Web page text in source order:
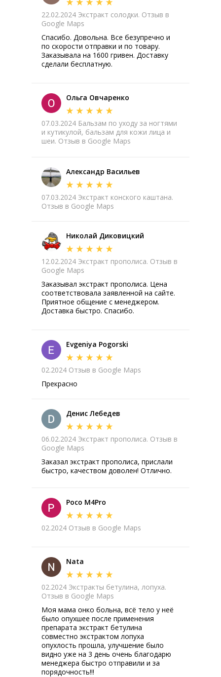
Спасибо. Довольна. Все безупречно и
по скорости отправки и по товару.
Заказывала на 1600 гривен. Доставку
сделали бесплатную.
22.02.2024 Экстракт солодки. Отзыв в
Google Maps
Ольга Овчаренко
07.03.2024 Бальзам по уходу за ногтями
и кутикулой, бальзам для кожи лица и
шеи. Отзыв в Google Maps
Александр Васильев
07.03.2024 Экстракт конского каштана.
Отзыв в Google Maps
Николай Диковицкий
Заказывал экстракт прополиса. Цена
соответствовала заявленной на сайте.
Приятное общение с менеджером.
Доставка быстро. Спасибо.
12.02.2024 Экстракт прополиса. Отзыв в
Google Maps
Evgeniya Pogorski
Прекрасно
02.2024 Отзыв в Google Maps
Денис Лебедев
Заказал экстракт прополиса, прислали
быстро, качеством доволен! Отлично.
06.02.2024 Экстракт прополиса. Отзыв в
Google Maps
Poco M4Pro
02.2024 Отзыв в Google Maps
Nata
Моя мама онко больна, всё тело у неё
было опухшее после применения
препарата экстракт бетулина
совместно экстрактом лопуха
опухлость прошла, улучшение было
видно уже на 3 день очень благодарю
менеджера быстро отправили и за
порядочность!!!
02.2024 Экстракты бетулина, лопуха.
Отзыв в Google Maps